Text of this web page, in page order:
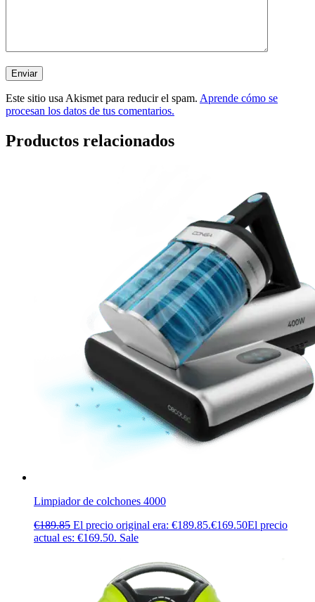
Este sitio usa Akismet para reducir el spam. Aprende cómo se
procesan los datos de tus comentarios.
Productos relacionados
Limpiador de colchones 4000
€189.85 El precio original era: €189.85.€169.50El precio
actual es: €169.50. Sale